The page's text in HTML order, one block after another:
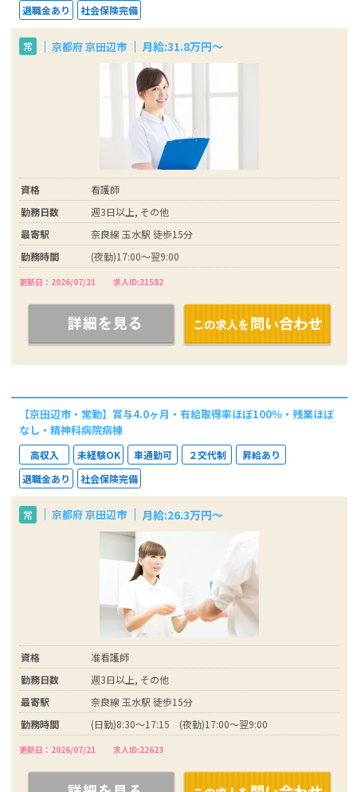
退職金あり 社会保険完備
常 京都府 京田辺市 月給:31.8万円～
資格
看護師
勤務日数
週3日以上, その他
最寄駅
奈良線 玉水駅 徒歩15分
勤務時間
(夜勤)17:00～翌9:00
更新日：2026/07/21 求人ID:21582
【京田辺市・常勤】賞与4.0ヶ月・有給取得率ほぼ100％・残業ほぼ
なし・精神科病院病棟
高収入 未経験OK 車通勤可 ２交代制
昇給あり
退職金あり
社会保険完備
常 京都府 京田辺市 月給:26.3万円～
資格
准看護師
勤務日数
週3日以上, その他
最寄駅
奈良線 玉水駅 徒歩15分
勤務時間
(日勤)8:30～17:15 (夜勤)17:00～翌9:00
更新日：2026/07/21 求人ID:22623